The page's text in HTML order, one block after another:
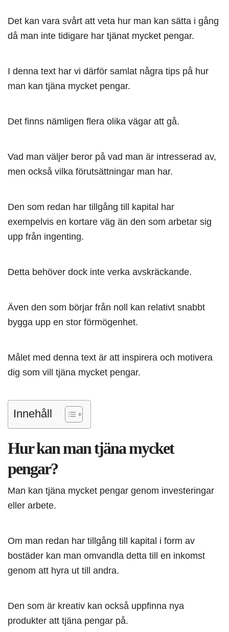
Det kan vara svårt att veta hur man kan sätta i gång
då man inte tidigare har tjänat mycket pengar.
I denna text har vi därför samlat några tips på hur
man kan tjäna mycket pengar.
Det finns nämligen flera olika vägar att gå.
Vad man väljer beror på vad man är intresserad av,
men också vilka förutsättningar man har.
Den som redan har tillgång till kapital har
exempelvis en kortare väg än den som arbetar sig
upp från ingenting.
Detta behöver dock inte verka avskräckande.
Även den som börjar från noll kan relativt snabbt
bygga upp en stor förmögenhet.
Målet med denna text är att inspirera och motivera
dig som vill tjäna mycket pengar.
Innehåll
Hur kan man tjäna mycket
pengar?
Man kan tjäna mycket pengar genom investeringar
eller arbete.
Om man redan har tillgång till kapital i form av
bostäder kan man omvandla detta till en inkomst
genom att hyra ut till andra.
Den som är kreativ kan också uppfinna nya
produkter att tjäna pengar på.